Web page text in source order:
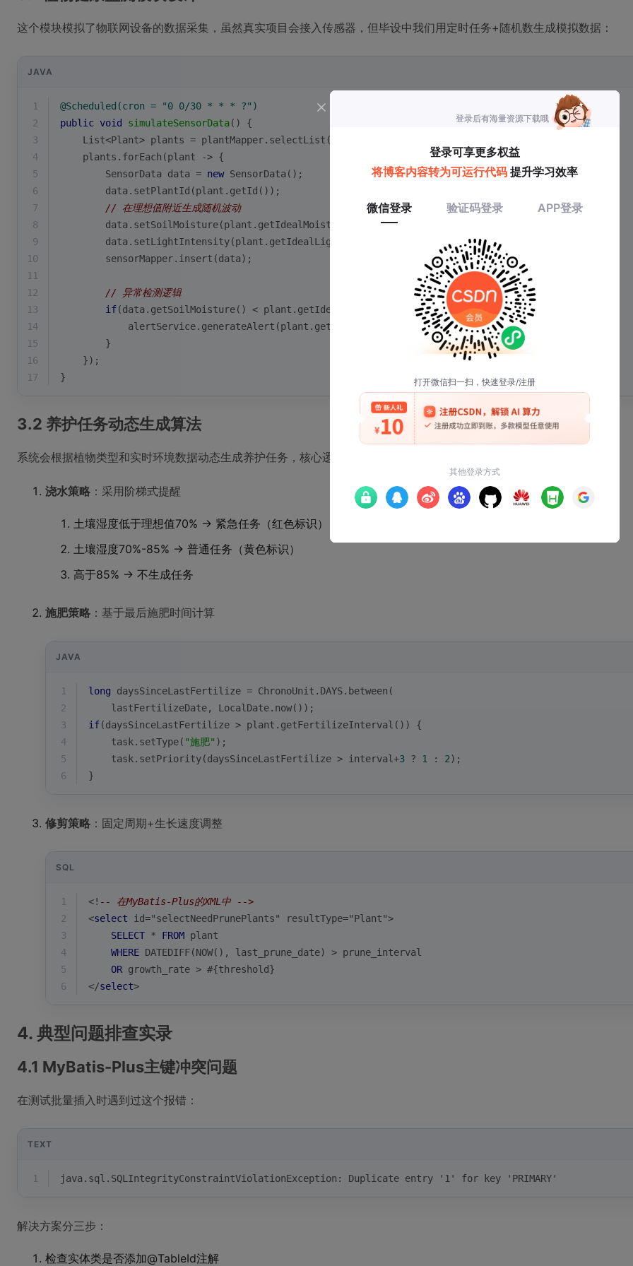
这个模块模拟了物联网设备的数据采集，虽然真实项目会接入传感器，但毕设中我们用定时任务+随机数生成模拟数据：
JAVA
1
@Scheduled(cron = "0 0/30 * * * ?")
2
public void simulateSensorData()
{
3
    List<Plant> plants = plantMapper.selectList(
4
    plants.forEach(plant -> {
5
        SensorData data =
new SensorData();
6
        data.setPlantId(plant.getId());
7
// 在理想值附近生成随机波动
8
        data.setSoilMoisture(plant.getIdealMoisture() * (
0.9
9
        data.setLightIntensity(plant.getIdealLight() * (
*Math.random()));
10
        sensorMapper.insert(data);
11
12
// 异常检测逻辑
13
if(data.getSoilMoisture() < plant.getIdealMoisture()* 0.7) {
14
            alertService.generateAlert(plant.getId(),
);
15
        }
16
    });
17
}
3.2 养护任务动态生成算法
系统会根据植物类型和实时环境数据动态生成养护任务，核心逻辑在TaskGenerator类中：
浇水策略 ：采用阶梯式提醒
土壤湿度低于理想值70% → 紧急任务（红色标识）
土壤湿度70%-85% → 普通任务（黄色标识）
高于85% → 不生成任务
施肥策略 ：基于最后施肥时间计算
JAVA
1 long daysSinceLastFertilize = ChronoUnit.DAYS.between(
2
    lastFertilizeDate, LocalDate.now());
3
if(daysSinceLastFertilize > plant.getFertilizeInterval()) {
4
    task.setType(
"施肥" );
5
    task.setPriority(daysSinceLastFertilize > interval+
3 ? 1 : 2);
6
}
修剪策略 ：固定周期+生长速度调整
SQL
1 <! -- 在MyBatis-Plus的XML中 -->
2
<select id="selectNeedPrunePlants" resultType="Plant">
3
SELECT * FROM plant
4
WHERE DATEDIFF(NOW(), last_prune_date) > prune_interval
5
OR growth_rate > #{threshold}
6
</select>
4. 典型问题排查实录
4.1 MyBatis-Plus主键冲突问题
在测试批量插入时遇到过这个报错：
TEXT
1 java.sql.SQLIntegrityConstraintViolationException: Duplicate entry '1' for key 'PRIMARY'
解决方案分三步：
检查实体类是否添加@TableId注解